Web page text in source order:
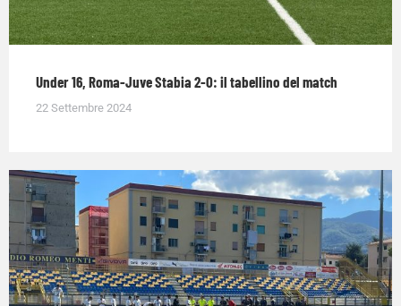
Under 16, Roma-Juve Stabia 2-0: il tabellino del match
22 Settembre 2024